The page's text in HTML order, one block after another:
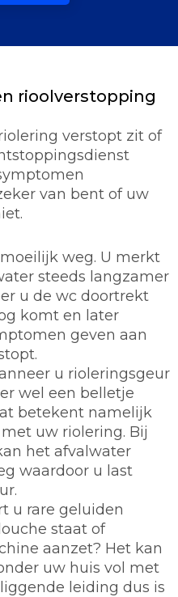
rioolverstopping
verstopt zit of
van bent of uw
weg. U merkt
steeds langzamer
u de wc doortrekt
komt en later
geven aan
u rioleringsgeur
wel een belletje
betekent namelijk
uw riolering. Bij
het afvalwater
waardoor u last
u rare geluiden
staat of
aanzet? Het kan
uw huis vol met
leiding dus is